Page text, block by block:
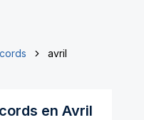
avril
en Avril